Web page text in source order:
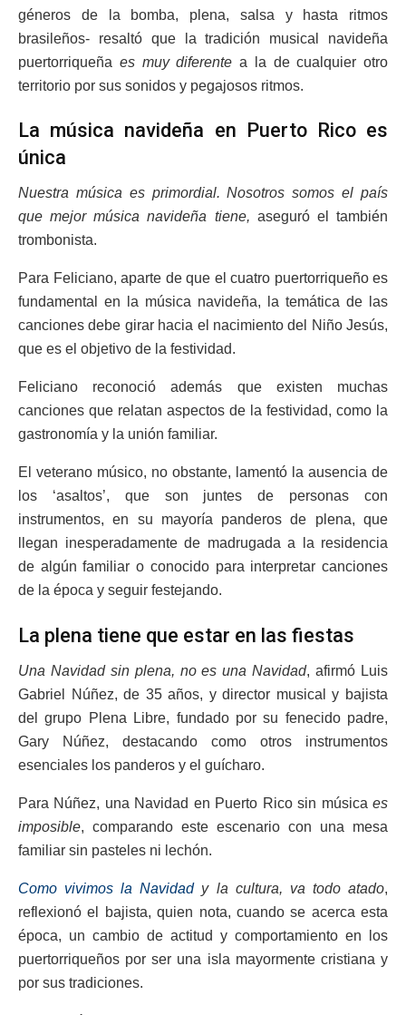
géneros de la bomba, plena, salsa y hasta ritmos
brasileños- resaltó que la tradición musical navideña
puertorriqueña es muy diferente a la de cualquier otro
territorio por sus sonidos y pegajosos ritmos.
La música navideña en Puerto Rico es
única
Nuestra música es primordial. Nosotros somos el país
que mejor música navideña tiene, aseguró el también
trombonista.
Para Feliciano, aparte de que el cuatro puertorriqueño es
fundamental en la música navideña, la temática de las
canciones debe girar hacia el nacimiento del Niño Jesús,
que es el objetivo de la festividad.
Feliciano reconoció además que existen muchas
canciones que relatan aspectos de la festividad, como la
gastronomía y la unión familiar.
El veterano músico, no obstante, lamentó la ausencia de
los ‘asaltos’, que son juntes de personas con
instrumentos, en su mayoría panderos de plena, que
llegan inesperadamente de madrugada a la residencia
de algún familiar o conocido para interpretar canciones
de la época y seguir festejando.
La plena tiene que estar en las fiestas
Una Navidad sin plena, no es una Navidad, afirmó Luis
Gabriel Núñez, de 35 años, y director musical y bajista
del grupo Plena Libre, fundado por su fenecido padre,
Gary Núñez, destacando como otros instrumentos
esenciales los panderos y el guícharo.
Para Núñez, una Navidad en Puerto Rico sin música es
imposible, comparando este escenario con una mesa
familiar sin pasteles ni lechón.
Como vivimos la Navidady la cultura, va todo atado,
reflexionó el bajista, quien nota, cuando se acerca esta
época, un cambio de actitud y comportamiento en los
puertorriqueños por ser una isla mayormente cristiana y
por sus tradiciones.